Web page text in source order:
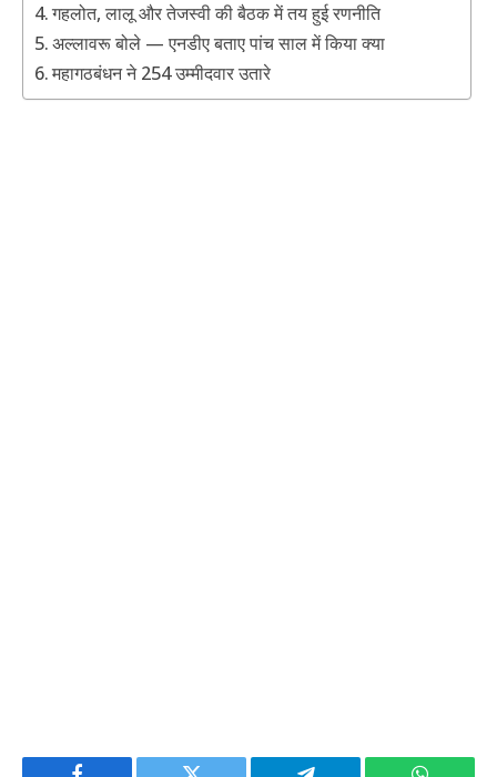
गहलोत, लालू और तेजस्वी की बैठक में तय हुई रणनीति
अल्लावरू बोले — एनडीए बताए पांच साल में किया क्या
महागठबंधन ने 254 उम्मीदवार उतारे